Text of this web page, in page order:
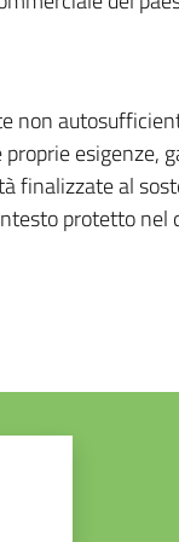
non
esigenze,
finalizzate al
protetto nel